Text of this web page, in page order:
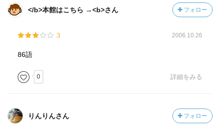
</b>本館はこちら →<b>さん フォロー
3 2006.10.26
86語
0 詳細をみる
りんりんさん フォロー